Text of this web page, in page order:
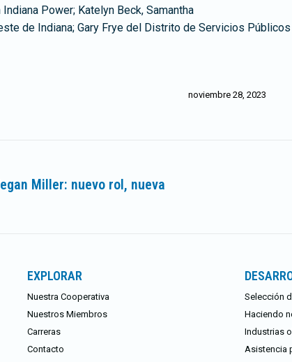
Power; Katelyn Beck, Samantha
de Indiana; Gary Frye del Distrito de Servicios
noviembre 28, 2023
Miller: nuevo rol, nueva
EXPLORAR
Nuestra Cooperativa
Nuestros Miembros
Carreras
Contacto
Selección
Haciendo
Industrias
Asistencia